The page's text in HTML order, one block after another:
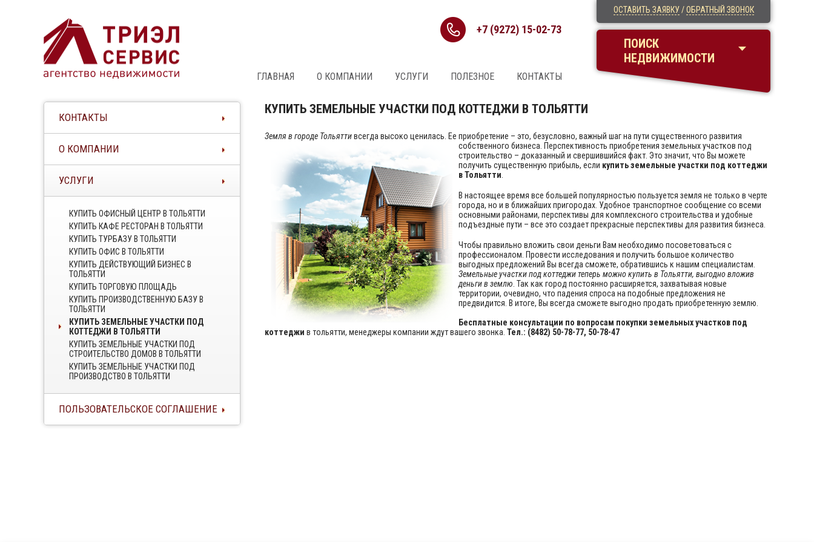
+7 (9272) 15-02-73
ГЛАВНАЯ О КОМПАНИИ УСЛУГИ ПОЛЕЗНОЕ КОНТАКТЫ
ОСТАВИТЬ ЗАЯВКУ/ОБРАТНЫЙ ЗВОНОК
ПОИСК
НЕДВИЖИМОСТИ
КОНТАКТЫ
О КОМПАНИИ
УСЛУГИ
КУПИТЬ ОФИСНЫЙ ЦЕНТР В ТОЛЬЯТТИ
КУПИТЬ КАФЕ РЕСТОРАН В ТОЛЬЯТТИ
КУПИТЬ ТУРБАЗУ В ТОЛЬЯТТИ
КУПИТЬ ОФИС В ТОЛЬЯТТИ
КУПИТЬ ДЕЙСТВУЮЩИЙ БИЗНЕС В
ТОЛЬЯТТИ
КУПИТЬ ТОРГОВУЮ ПЛОЩАДЬ
КУПИТЬ ПРОИЗВОДСТВЕННУЮ БАЗУ В
ТОЛЬЯТТИ
КУПИТЬ ЗЕМЕЛЬНЫЕ УЧАСТКИ ПОД
КОТТЕДЖИ В ТОЛЬЯТТИ
КУПИТЬ ЗЕМЕЛЬНЫЕ УЧАСТКИ ПОД
СТРОИТЕЛЬСТВО ДОМОВ В ТОЛЬЯТТИ
КУПИТЬ ЗЕМЕЛЬНЫЕ УЧАСТКИ ПОД
ПРОИЗВОДСТВО В ТОЛЬЯТТИ
ПОЛЬЗОВАТЕЛЬСКОЕ СОГЛАШЕНИЕ
КУПИТЬ ЗЕМЕЛЬНЫЕ УЧАСТКИ ПОД КОТТЕДЖИ В ТОЛЬЯТТИ
Земля в городе Тольяттивсегда высоко ценилась. Ее приобретение – это, безусловно, важный шаг на пути существенного развития
собственного бизнеса. Перспективность приобретения земельных участков под
строительство – доказанный и свершившийся факт. Это значит, что Вы можете
получить существенную прибыль, если купить земельные участки под коттеджи
в Тольятти
В настоящее время все большей популярностью пользуется земля не только в черте
города, но и в ближайших пригородах. Удобное транспортное сообщение со всеми
основными районами, перспективы для комплексного строительства и удобные
подъездные пути – все это создает прекрасные перспективы для развития бизнеса.
Чтобы правильно вложить свои деньги Вам необходимо посоветоваться с
профессионалом. Провести исследования и получить большое количество
выгодных предложений Вы всегда сможете, обратившись к нашим специалистам.
Земельные участки под коттеджи теперь можно купить в Тольятти, выгодно вложив
деньги в землю . Так как город постоянно расширяется, захватывая новые
территории, очевидно, что падения спроса на подобные предложения не
предвидится. В итоге, Вы всегда сможете выгодно продать приобретенную землю.
Бесплатные консультации по вопросам покупки земельных участков под
коттеджи в тольятти, менеджеры компании ждут вашего звонка. Тел.: (8482) 50-78-77, 50-78-47